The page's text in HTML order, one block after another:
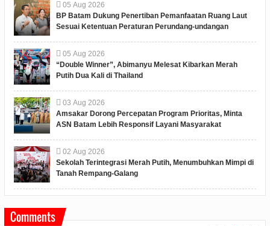
05 Aug 2026
BP Batam Dukung Penertiban Pemanfaatan Ruang Laut
Sesuai Ketentuan Peraturan Perundang-undangan
05 Aug 2026
“Double Winner”, Abimanyu Melesat Kibarkan Merah
Putih Dua Kali di Thailand
03 Aug 2026
Amsakar Dorong Percepatan Program Prioritas, Minta
ASN Batam Lebih Responsif Layani Masyarakat
02 Aug 2026
Sekolah Terintegrasi Merah Putih, Menumbuhkan Mimpi di
Tanah Rempang-Galang
Comments